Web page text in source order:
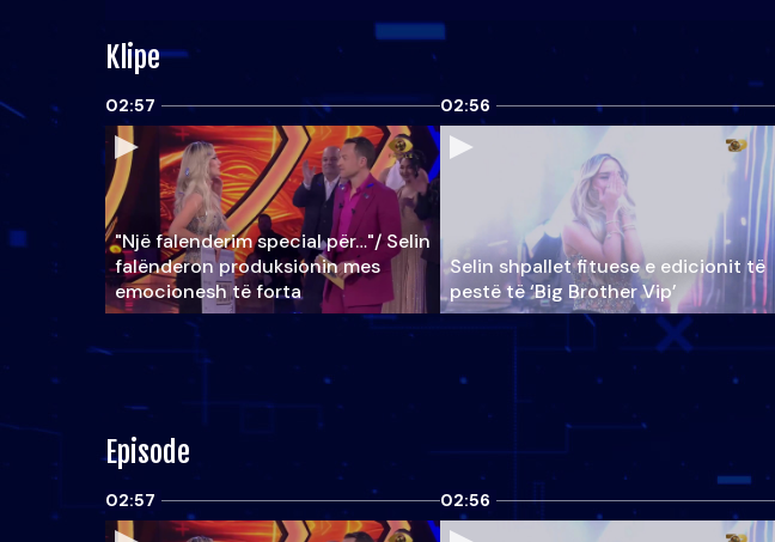
Klipe
02:57
"Një falenderim special për…"/ Selin
falënderon produksionin mes
emocionesh të forta
02:56
Selin shpallet fituese e edicionit të
pestë të ‘Big Brother Vip’
Episode
02:57 02:56